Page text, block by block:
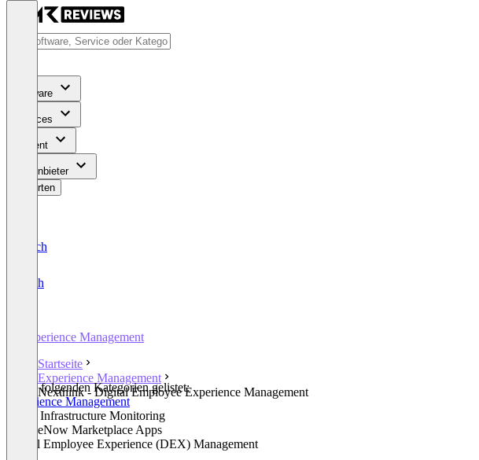
Software
Services
Content
Für Anbieter
Bewerten
Deutsch
English
Experience Management
Startseite
Experience Management
Nexthink - Digital Employee Experience Management
In den folgenden Kategorien gelistet:
Experience Management
Cloud Infrastructure Monitoring
ServiceNow Marketplace Apps
Digital Employee Experience (DEX) Management